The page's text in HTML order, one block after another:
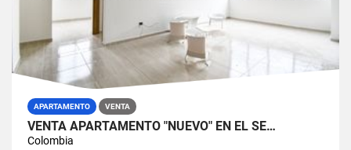
APARTAMENTO VENTA
VENTA APARTAMENTO "NUEVO" EN EL SE…
Colombia